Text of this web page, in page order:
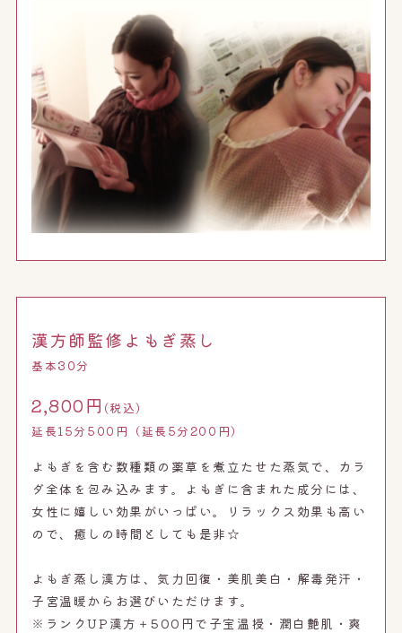
漢方師監修よもぎ蒸し
基本30分
2,800円 (税込)
延長15分500円（延長5分200円）
よもぎを含む数種類の薬草を煮立たせた蒸気で、カラ
ダ全体を包み込みます。よもぎに含まれた成分には、
女性に嬉しい効果がいっぱい。リラックス効果も高い
ので、癒しの時間としても是非☆
よもぎ蒸し漢方は、気力回復・美肌美白・解毒発汗・
子宮温暖からお選びいただけます。
※ランクUP漢方＋500円で子宝温授・潤白艶肌・爽